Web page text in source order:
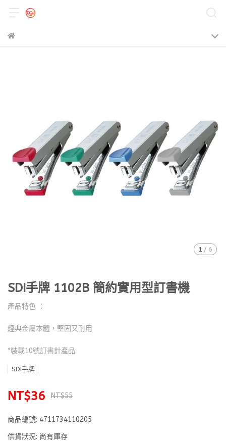
1 / 6
SDI手牌 1102B 簡約實用型訂書機
產品特色 ：
經典金屬本體，堅固又耐用
*裝載10號訂書針產品
SDI手牌
NT$36 NT$55
商品編號: 4711734110205
供貨狀況: 尚有庫存